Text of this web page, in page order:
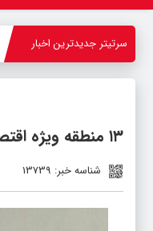
سرتیتر جدیدترین اخبار
۱۳ منطقه ویژه اقتصادی و ۷ منطقه آزاد تجاری به تصویب رسید
شناسه خبر: 13739